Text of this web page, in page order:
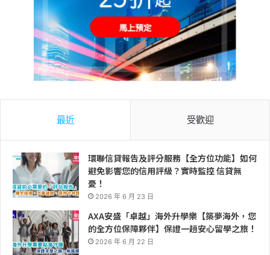
最近 受歡迎
環聯信貸報告及評分服務【全方位功能】如何
避免影響您的信用評級？實時監控 信貸無
憂！
2026 年 6 月 23 日
AXA安盛「卓越」海外升學樂【築夢海外，您
的全方位保障夥伴】保證一趟安心留學之旅！
2026 年 6 月 22 日